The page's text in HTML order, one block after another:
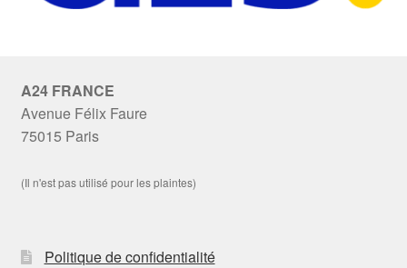
A24 FRANCE
Avenue Félix Faure
75015 Paris
(Il n'est pas utilisé pour les plaintes)
Politique de confidentialité